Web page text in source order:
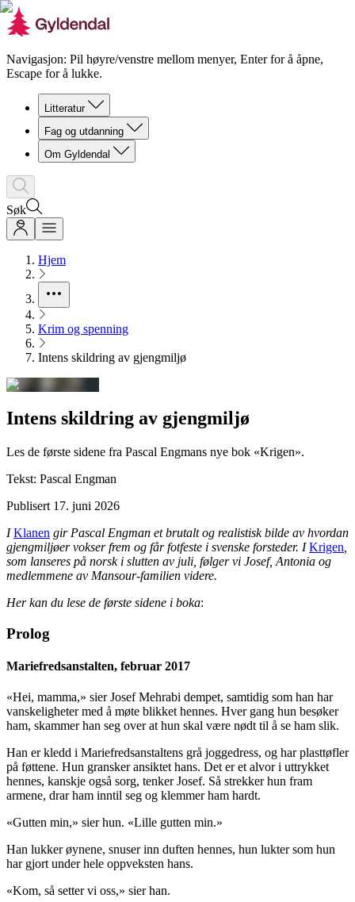
Navigasjon: Pil høyre/venstre mellom menyer, Enter for å åpne,
Escape for å lukke.
Litteratur
Fag og utdanning
Om Gyldendal
Søk
Hjem
Krim og spenning
Intens skildring av gjengmiljø
Intens skildring av gjengmiljø
Les de første sidene fra Pascal Engmans nye bok «Krigen».
Tekst: Pascal Engman
Publisert 17. juni 2026
IKlanen gir Pascal Engman et brutalt og realistisk bilde av hvordan
gjengmiljøer vokser frem og får fotfeste i svenske forsteder. IKrigen
som lanseres på norsk i slutten av juli, følger vi Josef, Antonia og
medlemmene av Mansour-familien videre.
Her kan du lese de første sidene i boka:
Prolog
Mariefredsanstalten, februar 2017
«Hei, mamma,» sier Josef Mehrabi dempet, samtidig som han har
vanskeligheter med å møte blikket hennes. Hver gang hun besøker
ham, skammer han seg over at hun skal være nødt til å se ham slik.
Han er kledd i Mariefredsanstaltens grå joggedress, og har plasttøfler
på føttene. Hun gransker ansiktet hans. Det er et alvor i uttrykket
hennes, kanskje også sorg, tenker Josef. Så strekker hun fram
armene, drar ham inntil seg og klemmer ham hardt.
«Gutten min,» sier hun. «Lille gutten min.»
Han lukker øynene, snuser inn duften hennes, hun lukter som hun
har gjort under hele oppveksten hans.
«Kom, så setter vi oss,» sier han.